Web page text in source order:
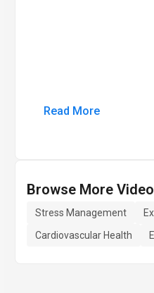
Read More
Browse More
Stress Management
Cardiovascular Health